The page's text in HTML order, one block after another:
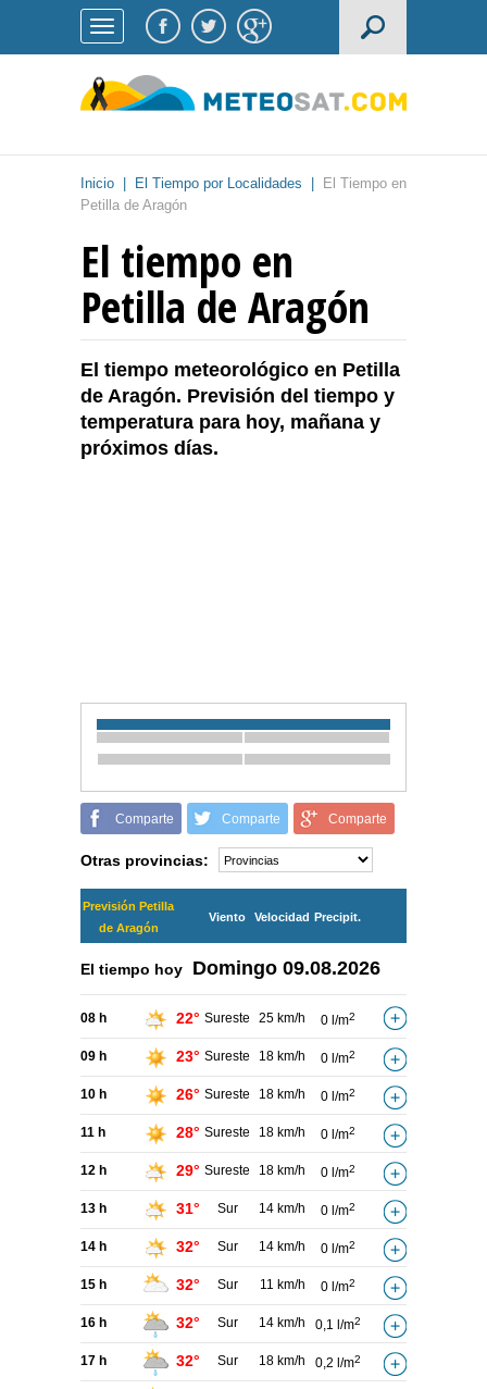
Inicio El Tiempo por Localidades
El Tiempo en
Petilla de Aragón
El tiempo en
Petilla de Aragón
El tiempo meteorológico en Petilla
de Aragón. Previsión del tiempo y
temperatura para hoy, mañana y
próximos días.
Comparte Comparte Comparte
Otras provincias:
Previsión Petilla
de Aragón
Viento Velocidad Precipit.
El tiempo hoy Domingo 09.08.2026
08 h 22° Sureste 25 km/h 0 l/m2
09 h 23° Sureste 18 km/h 0 l/m2
10 h 26° Sureste 18 km/h 0 l/m2
11 h 28° Sureste 18 km/h 0 l/m2
12 h 29° Sureste 18 km/h 0 l/m2
13 h 31° Sur 14 km/h 0 l/m2
14 h 32° Sur 14 km/h 0 l/m2
15 h 32° Sur 11 km/h 0 l/m2
16 h 32° Sur 14 km/h 0,1 l/m2
17 h 32° Sur 18 km/h 0,2 l/m2